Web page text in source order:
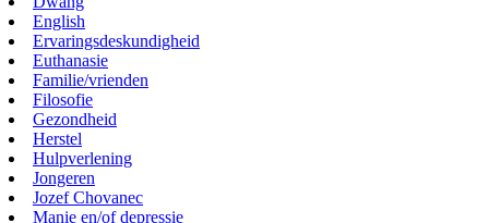
English
Ervaringsdeskundigheid
Euthanasie
Familie/vrienden
Filosofie
Gezondheid
Herstel
Hulpverlening
Jongeren
Jozef Chovanec
Manie en/of depressie